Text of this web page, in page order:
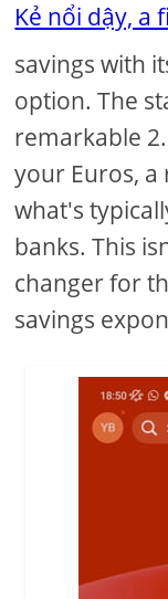
Kẻ nổi dậy, a
savings with
option. The
remarkable
your Euros, a
what's
banks. This
changer for
savings